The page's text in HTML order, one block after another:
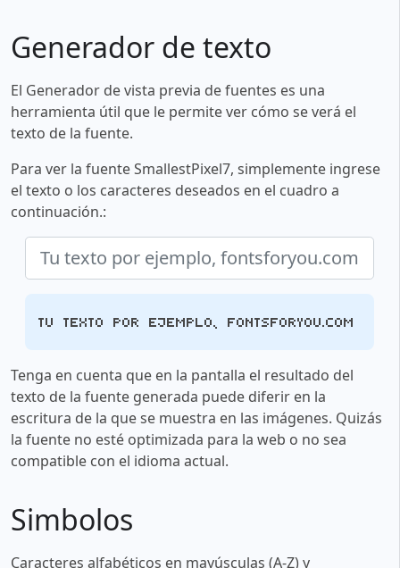
Generador de texto
El Generador de vista previa de fuentes es una
herramienta útil que le permite ver cómo se verá el
texto de la fuente.
Para ver la fuente SmallestPixel7, simplemente ingrese
el texto o los caracteres deseados en el cuadro a
continuación.:
Tu texto por ejemplo, fontsforyou.com
Tenga en cuenta que en la pantalla el resultado del
texto de la fuente generada puede diferir en la
escritura de la que se muestra en las imágenes. Quizás
la fuente no esté optimizada para la web o no sea
compatible con el idioma actual.
Simbolos
Caracteres alfabéticos en mayúsculas (A-Z) y